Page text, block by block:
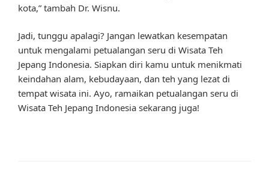
kota,” tambah Dr. Wisnu.
Jadi, tunggu apalagi? Jangan lewatkan kesempatan
untuk mengalami petualangan seru di Wisata Teh
Jepang Indonesia. Siapkan diri kamu untuk menikmati
keindahan alam, kebudayaan, dan teh yang lezat di
tempat wisata ini. Ayo, ramaikan petualangan seru di
Wisata Teh Jepang Indonesia sekarang juga!